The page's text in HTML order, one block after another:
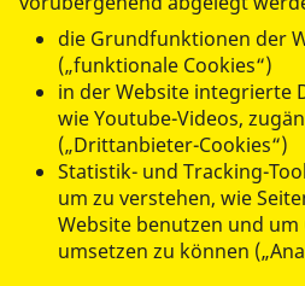
Leutewitzer Ring 84 |
01169 Dresden
die Grundfunktionen der
(„funktionale Cookies“)
in der Website integrierte
wie Youtube-Videos,
(„Drittanbieter-Cookies“)
Statistik- und Tracking-
um zu verstehen, wie
Website benutzen und
umsetzen zu können